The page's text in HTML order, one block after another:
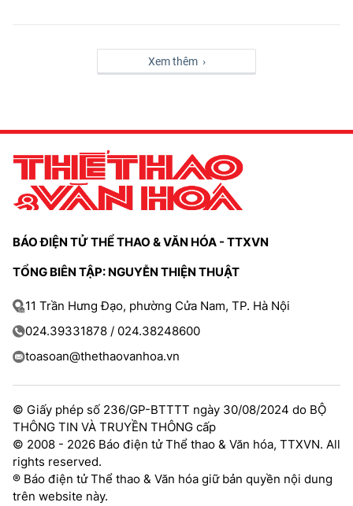
Xem thêm ›
BÁO ĐIỆN TỬ THỂ THAO & VĂN HÓA - TTXVN
TỔNG BIÊN TẬP: NGUYỄN THIỆN THUẬT
11 Trần Hưng Đạo, phường Cửa Nam, TP. Hà Nội
024.39331878 / 024.38248600
toasoan@thethaovanhoa.vn
© Giấy phép số 236/GP-BTTTT ngày 30/08/2024 do BỘ
THÔNG TIN VÀ TRUYỀN THÔNG cấp
© 2008 - 2026 Báo điện tử Thể thao & Văn hóa, TTXVN. All
rights reserved.
® Báo điện tử Thể thao & Văn hóa giữ bản quyền nội dung
trên website này.